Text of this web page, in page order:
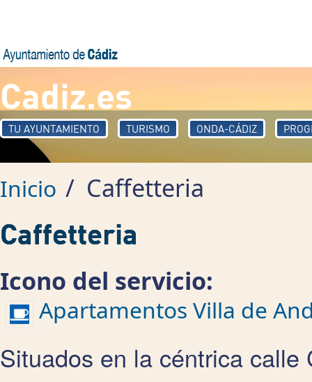
Cadiz.es
TU AYUNTAMIENTO TURISMO ONDA-CÁDIZ
Inicio / Caffetteria
Caffetteria
Icono del servicio:
Apartamentos Villa de
Situados en la céntrica